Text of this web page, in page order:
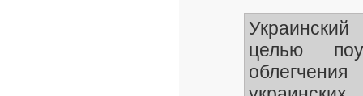
целью